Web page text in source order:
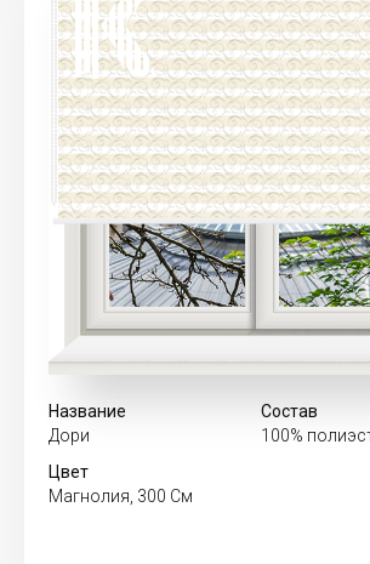
Название
Дори
Состав
100%
Цвет
Магнолия, 300 См